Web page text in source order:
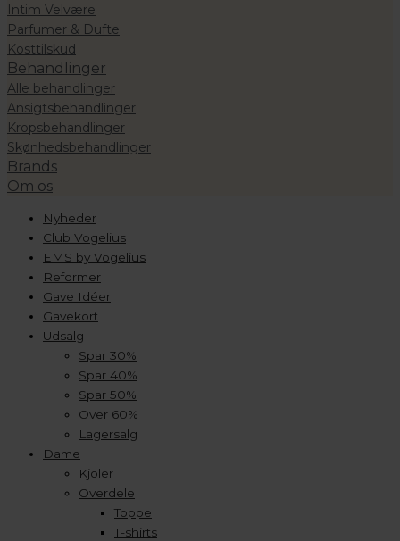
Intim Velvære
Parfumer & Dufte
Kosttilskud
Behandlinger
Alle behandlinger
Ansigtsbehandlinger
Kropsbehandlinger
Skønhedsbehandlinger
Brands
Om os
Nyheder
Club Vogelius
EMS by Vogelius
Reformer
Gave Idéer
Gavekort
Udsalg
Spar 30%
Spar 40%
Spar 50%
Over 60%
Lagersalg
Dame
Kjoler
Overdele
Toppe
T-shirts